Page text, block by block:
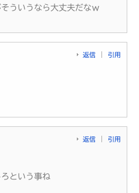
ういうなら大丈夫だなｗ
返信 引用
返信 引用
という事ね